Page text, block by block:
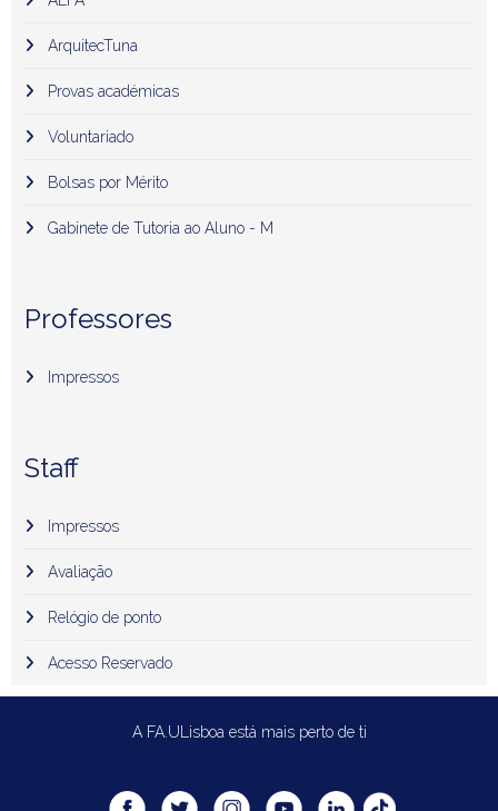
ArquitecTuna
Provas académicas
Voluntariado
Bolsas por Mérito
Gabinete de Tutoria ao Aluno - M
Professores
Impressos
Staff
Impressos
Avaliação
Relógio de ponto
Acesso Reservado
A FA.ULisboa está mais perto de ti